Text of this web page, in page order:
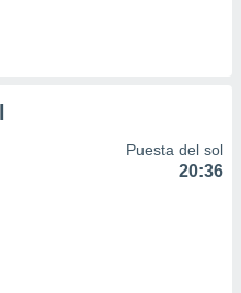
Puesta del sol
20:36